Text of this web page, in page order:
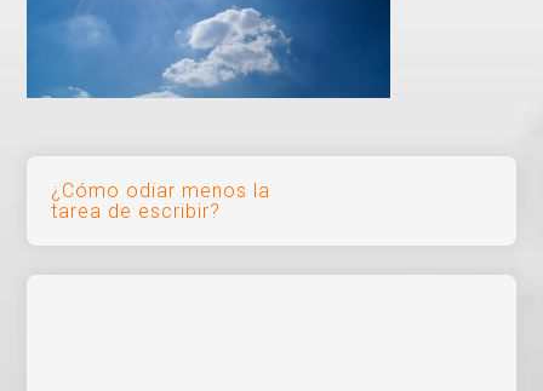
Navegación
de
entradas
¿Cómo odiar menos la
tarea de escribir?